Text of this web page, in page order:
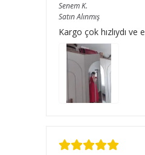
SenemK.
Satın Alınmış
Kargo çok hızlıydı